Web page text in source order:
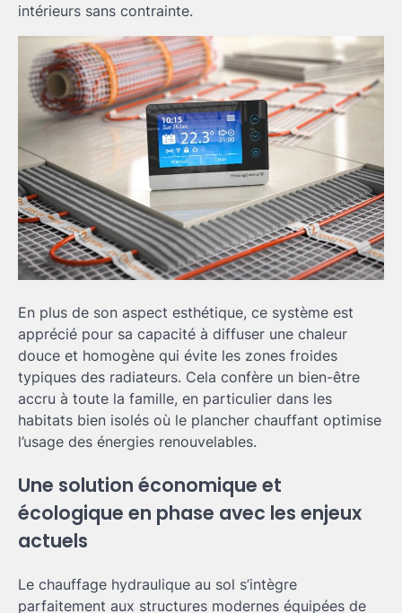
intérieurs sans contrainte.
En plus de son aspect esthétique, ce système est
apprécié pour sa capacité à diffuser une chaleur
douce et homogène qui évite les zones froides
typiques des radiateurs. Cela confère un bien-être
accru à toute la famille, en particulier dans les
habitats bien isolés où le plancher chauffant optimise
l’usage des énergies renouvelables.
Une solution économique et
écologique en phase avec les enjeux
actuels
Le chauffage hydraulique au sol s’intègre
parfaitement aux structures modernes équipées de